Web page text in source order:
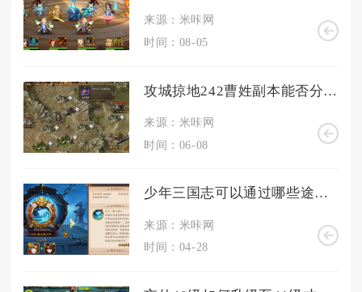
来源：米咔网
时间：08-05
攻城掠地242曹姓副本能否分享一些过关心得
来源：米咔网
时间：06-08
少年三国志可以通过哪些途径获得金币
来源：米咔网
时间：04-28